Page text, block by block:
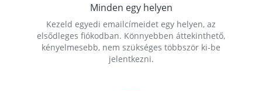
Minden egy helyen
Kezeld egyedi emailcímeidet egy helyen, az
elsődleges fiókodban. Könnyebben áttekinthető,
kényelmesebb, nem szükséges többször ki-be
jelentkezni.